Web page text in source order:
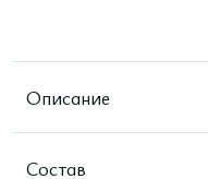
Описание
Состав